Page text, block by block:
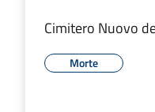
Cimitero Nuovo
Morte